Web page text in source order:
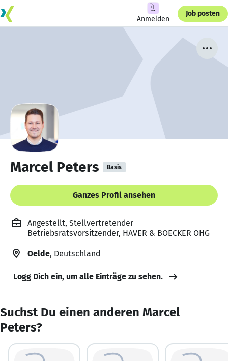
Anmelden
Job posten
Marcel Peters Basis
Ganzes Profil ansehen
Angestellt, Stellvertretender
Betriebsratsvorsitzender, HAVER & BOECKER OHG
Oelde, Deutschland
Logg Dich ein, um alle Einträge zu sehen.
Suchst Du einen anderen Marcel
Peters?